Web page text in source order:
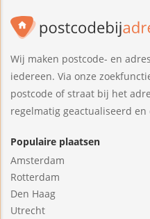
Wij maken postcode- en
iedereen. Via onze
postcode of straat bij het
regelmatig geactualiseerd
Populaire plaatsen
Amsterdam
Rotterdam
Den Haag
Utrecht